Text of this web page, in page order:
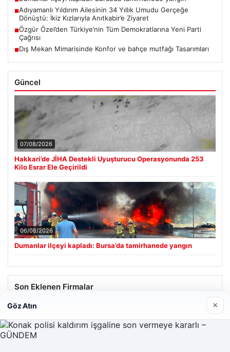
■Adıyamanlı Yıldırım Ailesinin 34 Yıllık Umudu Gerçeğe
Dönüştü: İkiz Kızlarıyla Anıtkabir’e Ziyaret
■Özgür Özel’den Türkiye’nin Tüm Demokratlarına Yeni Parti
Çağrısı
■Dış Mekan Mimarisinde Konfor ve bahçe mutfağı Tasarımları
Güncel
07/08/2026
Hakkari’de JİHA Destekli Uyuşturucu Operasyonunda 253
Kilo Esrar Ele Geçirildi
06/08/2026
Dumanlar ilçeyi kapladı: Bursa’da tamirhanede yangın
Son Eklenen Firmalar
Hastaş Beton
26/05/2026
Göz Atın ×